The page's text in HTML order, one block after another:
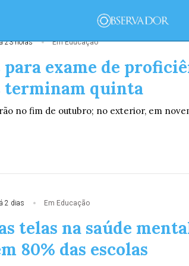
23 horas Em Educação
exame de
terminam quinta
no fim de outubro; no exterior, em
2 dias Em Educação
telas na saúde
80% das escolas